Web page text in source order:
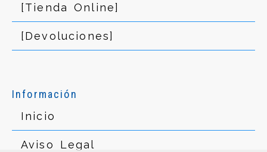
[Tienda Online]
[Devoluciones]
Información
Inicio
Aviso Legal